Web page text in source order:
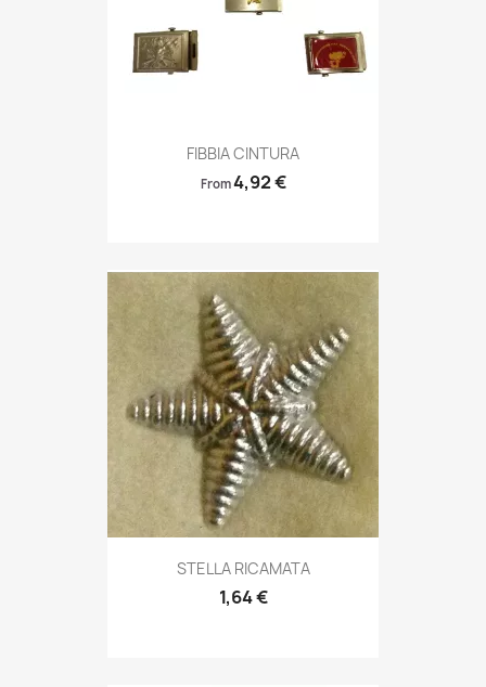
Anteprima
FIBBIA CINTURA
From4,92 €
 Anteprima
STELLA RICAMATA
1,64 €